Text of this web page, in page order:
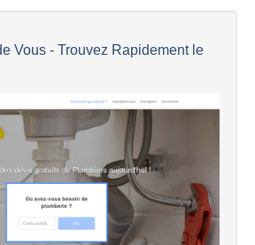
Vous - Trouvez Rapidement le